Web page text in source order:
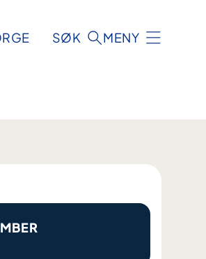
SØK MENY